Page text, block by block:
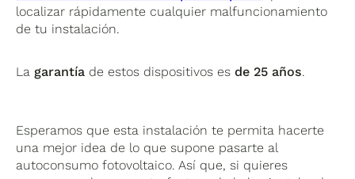
localizar rápidamente cualquier malfuncionamiento
de tu instalación.
La garantía de estos dispositivos es de 25 años.
Esperamos que esta instalación te permita hacerte
una mejor idea de lo que supone pasarte al
autoconsumo fotovoltaico. Así que, si quieres